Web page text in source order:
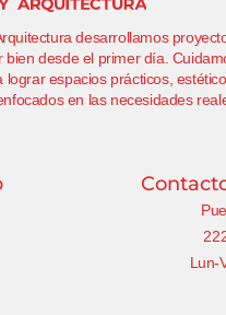
desarrollamos
bien desde el primer día.
lograr espacios prácticos,
en las necesidades
Lun-